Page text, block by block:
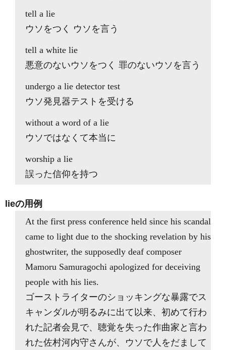
tell a lie
ウソをつく ウソを言う
tell a white lie
悪意のないウソをつく 罪のないウソを言う
undergo a lie detector test
ウソ発見器テストを受ける
without a word of a lie
ウソではなくて本当に
worship a lie
誤った信仰を持つ
lieの用例
At the first press conference held since his scandal
came to light due to the shocking revelation by his
ghostwriter, the supposedly deaf composer
Mamoru Samuragochi apologized for deceiving
people with his lies.
ゴーストライターのショッキングな暴露でス
キャンダルが明るみに出て以来、初めて行わ
れた記者会見で、聴覚を失った作曲家と言わ
れた佐村河内守さんが、ウソで人をだまして